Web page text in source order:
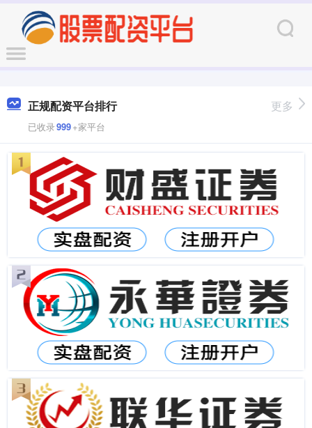
正规配资平台排行
已收录999+家平台
更多